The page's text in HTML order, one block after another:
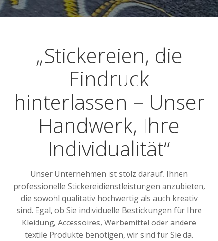
„Stickereien, die
Eindruck
hinterlassen – Unser
Handwerk, Ihre
Individualität“
Unser Unternehmen ist stolz darauf, Ihnen
professionelle Stickereidienstleistungen anzubieten,
die sowohl qualitativ hochwertig als auch kreativ
sind. Egal, ob Sie individuelle Bestickungen für Ihre
Kleidung, Accessoires, Werbemittel oder andere
textile Produkte benötigen, wir sind für Sie da.